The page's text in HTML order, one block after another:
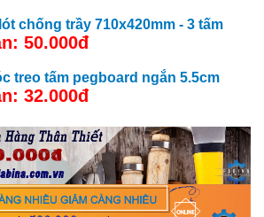
chống trầy 710x420mm - 3 tấm
50.000đ
treo tấm pegboard ngắn 5.5cm
32.000đ